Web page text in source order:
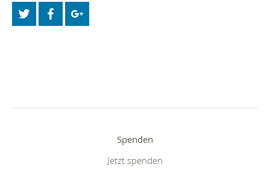
Spenden
Jetzt spenden